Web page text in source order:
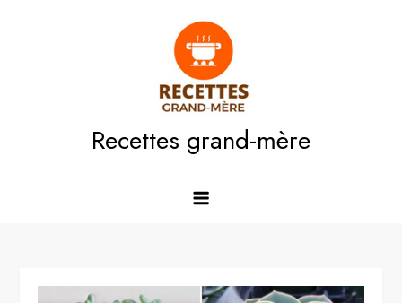
Recettes grand-mère